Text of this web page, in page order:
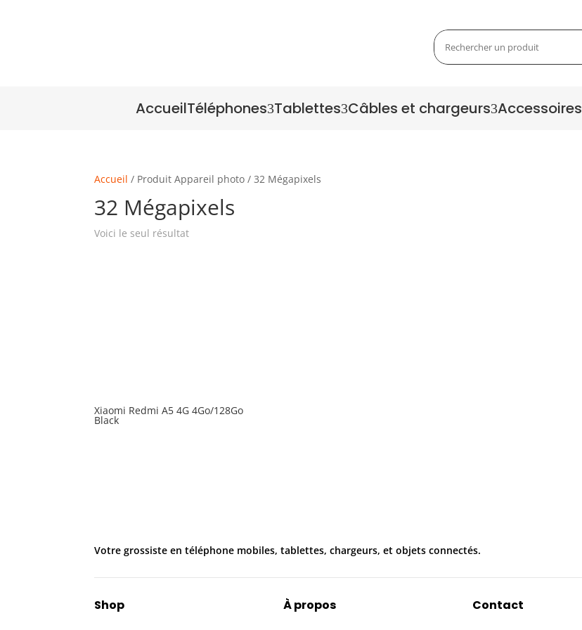
AccueilTéléphones3Tablettes3Câbles et chargeurs3Accessoires
Accueil / Produit Appareil photo / 32 Mégapixels
32 Mégapixels
Voici le seul résultat
Xiaomi Redmi A5 4G 4Go/128Go
Black
Votre grossiste en téléphone mobiles, tablettes, chargeurs, et objets connectés.
Shop À propos Contact